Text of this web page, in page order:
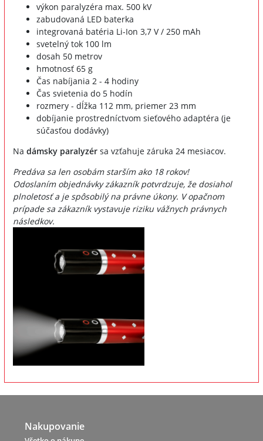
výkon paralyzéra max. 500 kV
zabudovaná LED baterka
integrovaná batéria Li-Ion 3,7 V / 250 mAh
svetelný tok 100 lm
dosah 50 metrov
hmotnosť 65 g
Čas nabíjania 2 - 4 hodiny
Čas svietenia do 5 hodín
rozmery - dĺžka 112 mm, priemer 23 mm
dobíjanie prostredníctvom sieťového adaptéra (je
súčasťou dodávky)
Na dámsky paralyzér sa vzťahuje záruka 24 mesiacov.
Predáva sa len osobám starším ako 18 rokov!
Odoslaním objednávky zákazník potvrdzuje, že dosiahol
plnoletosť a je spôsobilý na právne úkony. V opačnom
prípade sa zákazník vystavuje riziku vážnych právnych
následkov.
Nakupovanie